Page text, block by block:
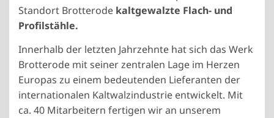
Standort Brotterode kaltgewalzte Flach- und
Profilstähle.
Innerhalb der letzten Jahrzehnte hat sich das Werk
Brotterode mit seiner zentralen Lage im Herzen
Europas zu einem bedeutenden Lieferanten der
internationalen Kaltwalzindustrie entwickelt. Mit
ca. 40 Mitarbeitern fertigen wir an unserem